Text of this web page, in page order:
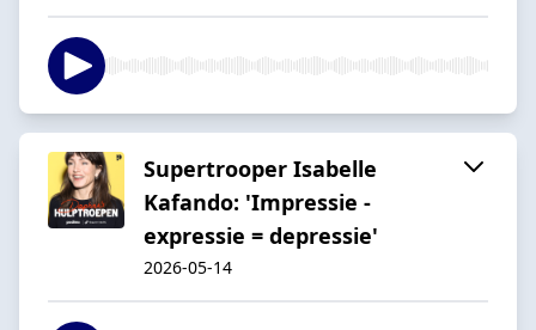
Supertrooper Isabelle
Kafando: 'Impressie -
expressie = depressie'
2026-05-14